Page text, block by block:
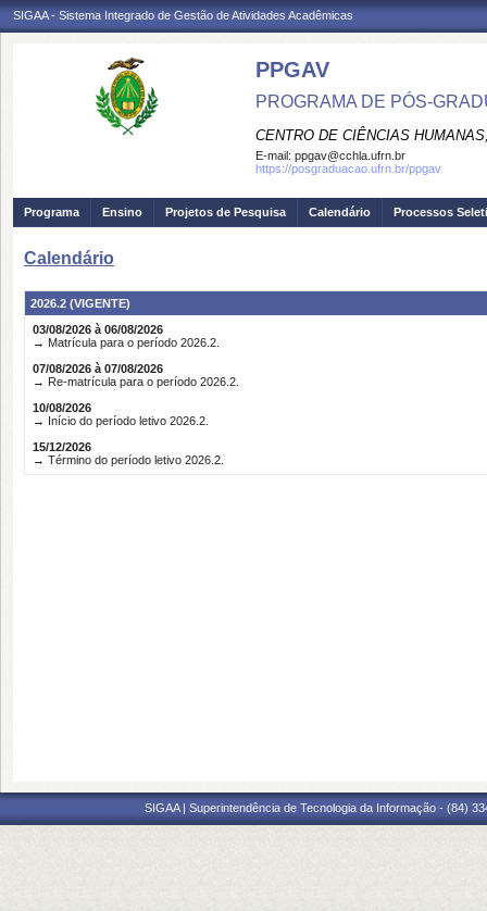
SIGAA - Sistema Integrado de Gestão de Atividades Acadêmicas
PPGAV
PROGRAMA DE PÓS-
CENTRO DE CIÊNCIAS
E-mail: ppgav@cchla.ufrn.br
https://posgraduacao.ufrn.br/ppgav
Programa Ensino Projetos de Pesquisa Calendário Processos
Calendário
2026.2 (VIGENTE)
03/08/2026 à 06/08/2026
→ Matrícula para o período 2026.2.
07/08/2026 à 07/08/2026
→ Re-matrícula para o período 2026.2.
10/08/2026
→ Início do período letivo 2026.2.
15/12/2026
→ Término do período letivo 2026.2.
SIGAA | Superintendência de Tecnologia da Informação - (84)